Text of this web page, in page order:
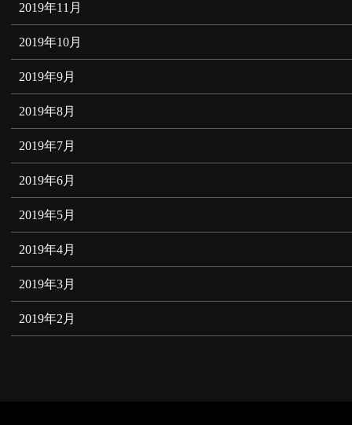
2019年11月
2019年10月
2019年9月
2019年8月
2019年7月
2019年6月
2019年5月
2019年4月
2019年3月
2019年2月